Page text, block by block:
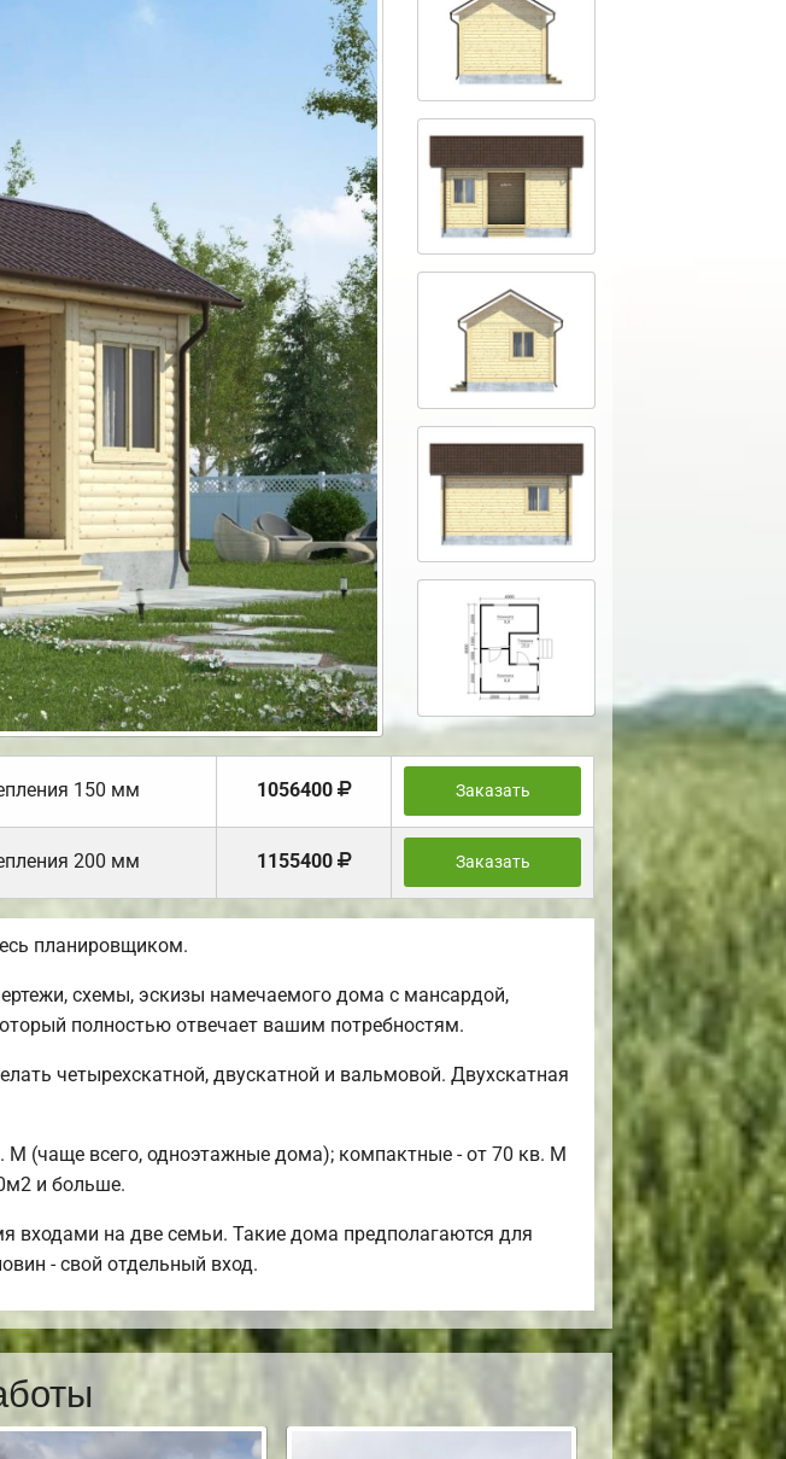
150 мм 1056400 Заказать
200 мм 1155400 Заказать
планировщиком.
схемы, эскизы намечаемого дома с мансардой,
полностью отвечает вашим потребностям.
четырехскатной, двускатной и вальмовой. Двухскатная
(чаще всего, одноэтажные дома); компактные - от 70 кв. М
и больше.
входами на две семьи. Такие дома предполагаются для
- свой отдельный вход.